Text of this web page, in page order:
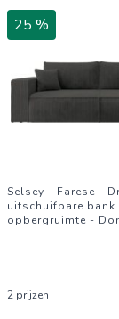
25 %
Selsey - Farese -
uitschuifbare bank
opbergruimte -
2 prijzen